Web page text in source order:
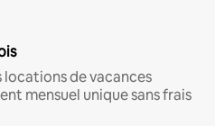
locations de vacances
mensuel unique sans frais